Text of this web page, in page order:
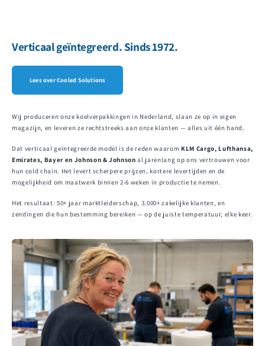
Verticaal geïntegreerd. Sinds 1972.
Lees over Cooled Solutions
Wij produceren onze koelverpakkingen in Nederland, slaan ze op in eigen
magazijn, en leveren ze rechtstreeks aan onze klanten — alles uit één hand.
Dat verticaal geïntegreerde model is de reden waarom KLM Cargo, Lufthansa,
Emirates, Bayer en Johnson & Johnson al jarenlang op ons vertrouwen voor
hun cold chain. Het levert scherpere prijzen, kortere levertijden en de
mogelijkheid om maatwerk binnen 2-6 weken in productie te nemen.
Het resultaat: 50+ jaar marktleiderschap, 3.000+ zakelijke klanten, en
zendingen die hun bestemming bereiken — op de juiste temperatuur, elke keer.